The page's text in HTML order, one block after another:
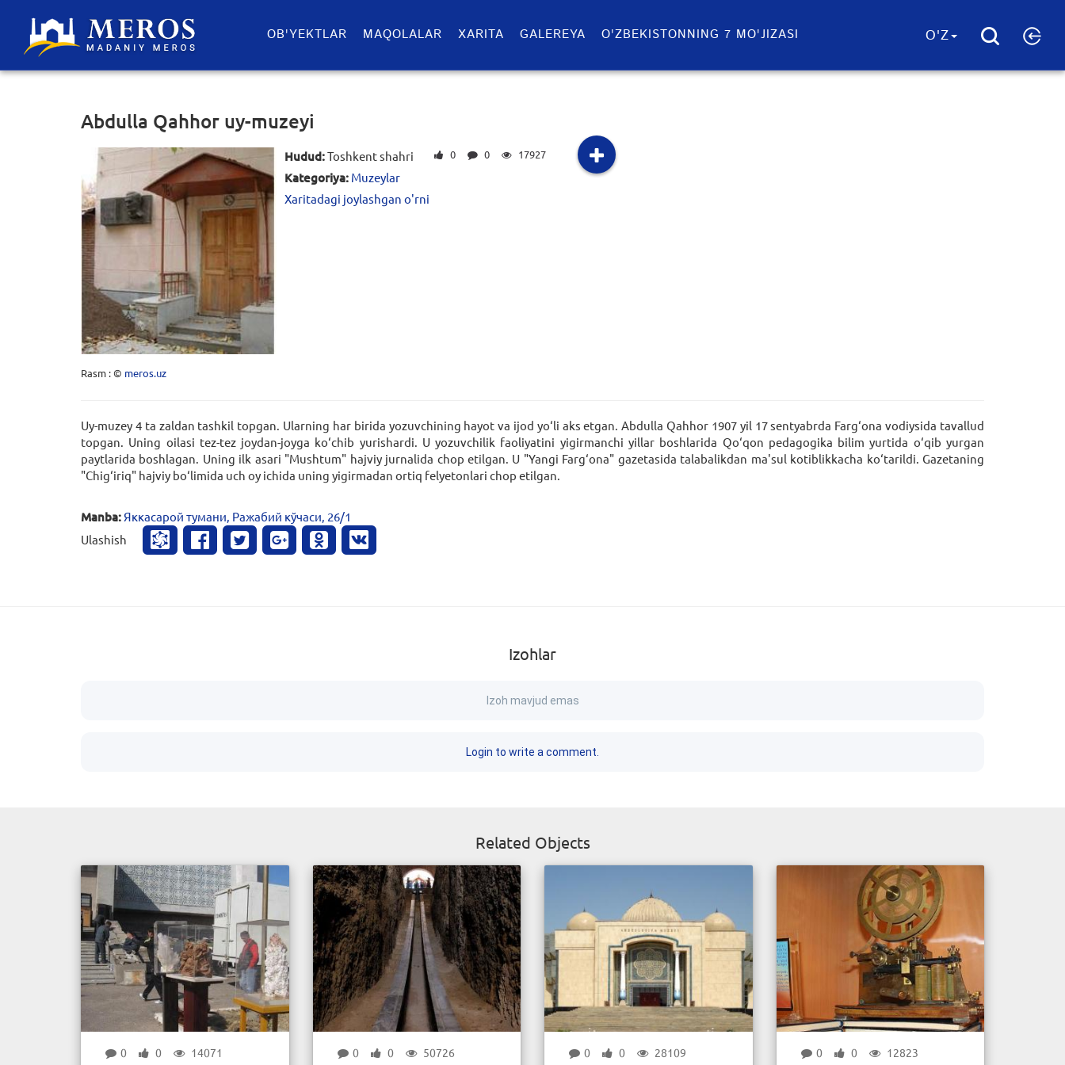
OB'YEKTLAR​ MAQOLALAR XARITA GALEREYA O'ZBEKISTONNING 7 MO'JIZASI O'Z
Abdulla Qahhor uy-muzeyi
Rasm : © meros.uz
Hudud:Toshkent shahri
Kategoriya: Muzeylar
Xaritadagi joylashgan o'rni
0 0 17927
Uy-muzey 4 ta zaldan tashkil topgan. Ularning har birida yozuvchining hayot va ijod yo‘li aks etgan. Abdulla Qahhor 1907 yil 17 sentyabrda Farg‘ona vodiysida tavallud
topgan. Uning oilasi tez-tez joydan-joyga ko‘chib yurishardi. U yozuvchilik faoliyatini yigirmanchi yillar boshlarida Qo‘qon pedagogika bilim yurtida o‘qib yurgan
paytlarida boshlagan. Uning ilk asari "Mushtum" hajviy jurnalida chop etilgan. U "Yangi Farg‘ona" gazetasida talabalikdan ma'sul kotiblikkacha ko‘tarildi. Gazetaning
"Chig‘iriq" hajviy bo‘limida uch oy ichida uning yigirmadan ortiq felyetonlari chop etilgan.
Manba: Яккасарой тумани, Ражабий кўчаси, 26/1
Ulashish
Izohlar
Izoh mavjud emas
Login to write a comment.
Related Objects
0 0 14071 0 0 50726 0 0 28109 0 0 12823